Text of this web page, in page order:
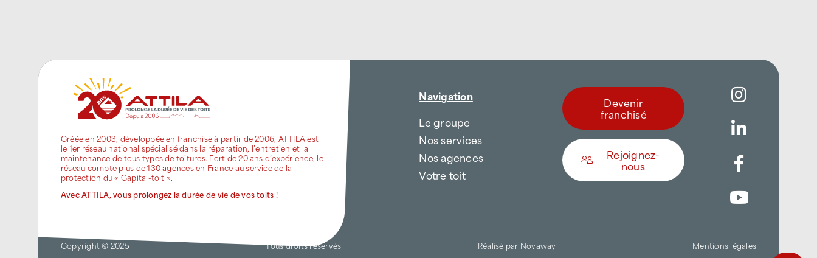
Créée en 2003, développée en franchise à partir de 2006, ATTILA est
le 1er réseau national spécialisé dans la réparation, l’entretien et la
maintenance de tous types de toitures. Fort de 20 ans d’expérience, le
réseau compte plus de 130 agences en France au service de la
protection du « Capital-toit ».
Avec ATTILA, vous prolongez la durée de vie de vos toits !
Navigation
Le groupe
Nos services
Nos agences
Votre toit
Devenir
franchisé
Rejoignez-
nous
Copyright © 2025 Tous droits réservés Réalisé par Novaway Mentions légales